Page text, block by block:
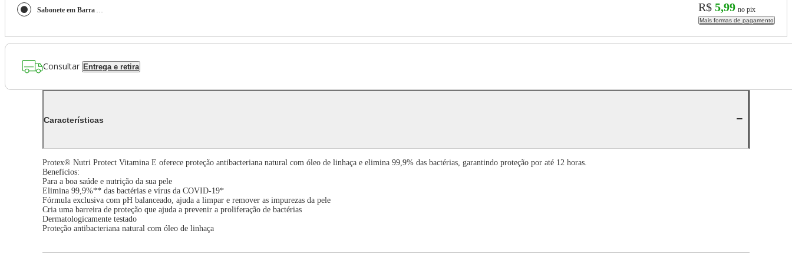
Sabonete em Barra Antibacteriano Protex Nutri Protect Vitamina E 85g R$ 5,99 no pix
Mais formas de pagamento
Consultar Entrega e retira
Características
Protex® Nutri Protect Vitamina E oferece proteção antibacteriana natural com óleo de linhaça e elimina 99,9% das bactérias, garantindo proteção por até 12 horas.
Benefícios:
Para a boa saúde e nutrição da sua pele
Elimina 99,9%** das bactérias e vírus da COVID-19*
Fórmula exclusiva com pH balanceado, ajuda a limpar e remover as impurezas da pele
Cria uma barreira de proteção que ajuda a prevenir a proliferação de bactérias
Dermatologicamente testado
Proteção antibacteriana natural com óleo de linhaça